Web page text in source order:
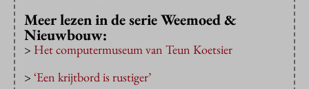
Meer lezen in de serie Weemoed &
Nieuwbouw:
> Het computermuseum van Teun Koetsier
> ‘Een krijtbord is rustiger’